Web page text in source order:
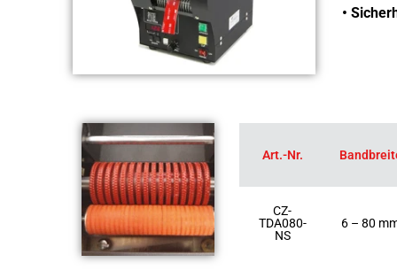
•
Art.-Nr.
CZ-
TDA080-
NS
6 – 80